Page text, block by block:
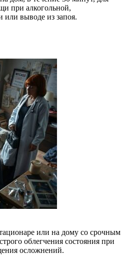
при алкогольной,
или выводе из запоя.
или на дому со срочным
облегчения состояния при
осложнений.